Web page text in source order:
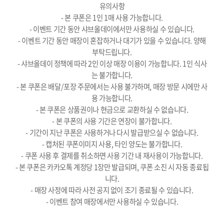
유의사항
- 본 쿠폰은 1인 1매 사용 가능합니다.
- 이벤트 기간 동안 샤브올데이에서만 사용하실 수 있습니다.
- 이벤트 기간 동안 매장이 혼잡하거나 대기가 있을 수 있습니다. 양해
부탁드립니다.
- 샤브올데이 정책에 따라 2인 이상 매장 이용이 가능합니다. 1인 식사
는 불가합니다.
- 본 쿠폰은 배달/포장 주문에서는 사용 불가하며, 매장 방문 시에만 사
용 가능합니다.
- 본 쿠폰은 상품권이나 현금으로 교환하실 수 없습니다.
- 본 쿠폰의 사용 기간은 연장이 불가합니다.
- 기간이 지난 쿠폰은 사용하거나 다시 발급받으실 수 없습니다.
- 캡처된 쿠폰이미지 사용, 타인 양도는 불가합니다.
- 쿠폰 사용 후 결제를 취소하면 사용 기간 내 재사용이 가능합니다.
- 본 쿠폰은 카카오톡 계정당 1장만 발급되며, 쿠폰 소진 시 자동 종료됩
니다.
- 매장 사정에 따라 사전 공지 없이 조기 종료될 수 있습니다.
- 이벤트 참여 매장에서만 사용하실 수 있습니다.